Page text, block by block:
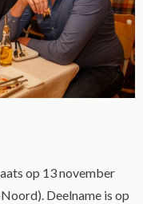
op 13 november
Deelname is op